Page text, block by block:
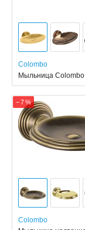
Colombo
Мыльница
− 7 %
Colombo